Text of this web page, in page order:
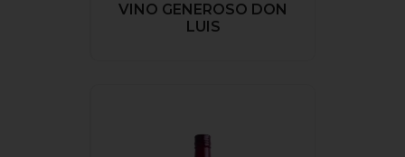
VINO GENEROSO DON
LUIS